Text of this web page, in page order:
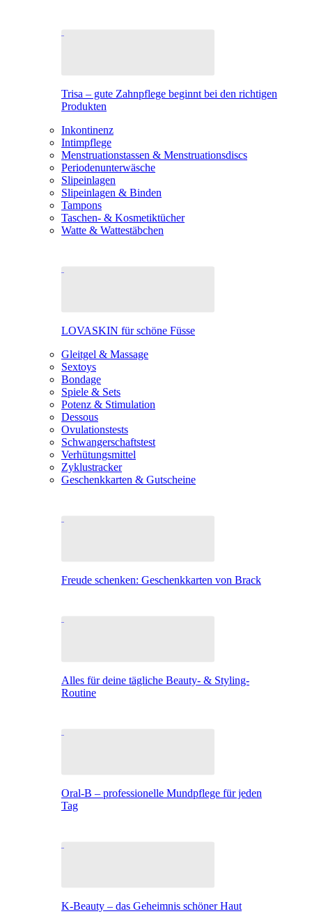
Trisa – gute Zahnpflege beginnt bei den richtigen
Produkten
Inkontinenz
Intimpflege
Menstruationstassen & Menstruationsdiscs
Periodenunterwäsche
Slipeinlagen
Slipeinlagen & Binden
Tampons
Taschen- & Kosmetiktücher
Watte & Wattestäbchen
LOVASKIN für schöne Füsse
Gleitgel & Massage
Sextoys
Bondage
Spiele & Sets
Potenz & Stimulation
Dessous
Ovulationstests
Schwangerschaftstest
Verhütungsmittel
Zyklustracker
Geschenkkarten & Gutscheine
Freude schenken: Geschenkkarten von Brack
Alles für deine tägliche Beauty- & Styling-
Routine
Oral-B – professionelle Mundpflege für jeden
Tag
K-Beauty – das Geheimnis schöner Haut